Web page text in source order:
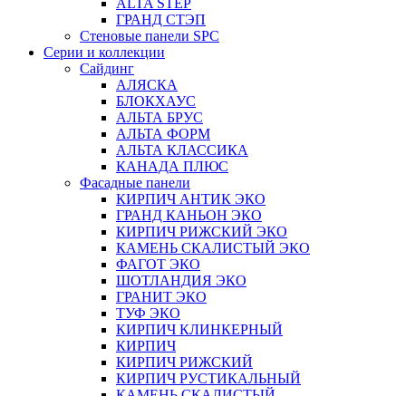
ALTA STEP
ГРАНД СТЭП
Стеновые панели SPC
Серии и коллекции
Сайдинг
АЛЯСКА
БЛОКХАУС
АЛЬТА БРУС
АЛЬТА ФОРМ
АЛЬТА КЛАССИКА
КАНАДА ПЛЮС
Фасадные панели
КИРПИЧ АНТИК ЭКО
ГРАНД КАНЬОН ЭКО
КИРПИЧ РИЖСКИЙ ЭКО
КАМЕНЬ СКАЛИСТЫЙ ЭКО
ФАГОТ ЭКО
ШОТЛАНДИЯ ЭКО
ГРАНИТ ЭКО
ТУФ ЭКО
КИРПИЧ КЛИНКЕРНЫЙ
КИРПИЧ
КИРПИЧ РИЖСКИЙ
КИРПИЧ РУСТИКАЛЬНЫЙ